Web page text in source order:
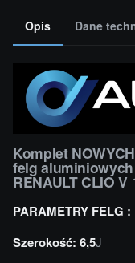
Opis Dane
Komplet
felg aluminiowych
RENAULT CLIO V
PARAMETRY FELG :
Szerokość: 6,5J